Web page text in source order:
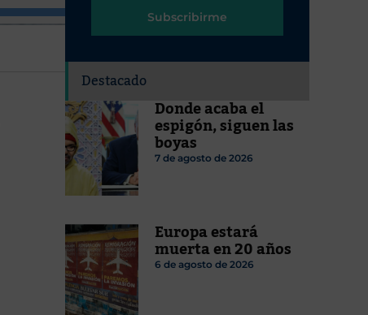
Subscribirme
Destacado
Donde acaba el
espigón, siguen las
boyas
7 de agosto de 2026
Europa estará
muerta en 20 años
6 de agosto de 2026